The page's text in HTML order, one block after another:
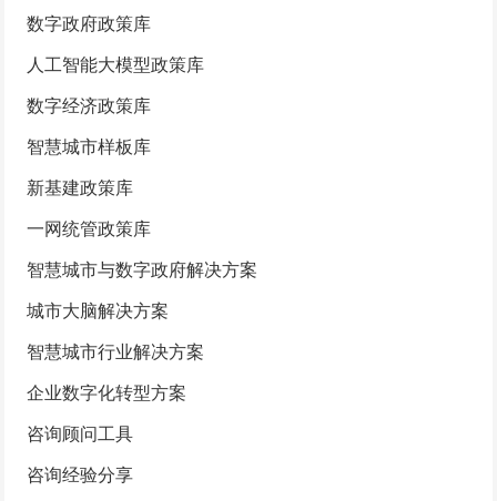
数字政府政策库
人工智能大模型政策库
数字经济政策库
智慧城市样板库
新基建政策库
一网统管政策库
智慧城市与数字政府解决方案
城市大脑解决方案
智慧城市行业解决方案
企业数字化转型方案
咨询顾问工具
咨询经验分享